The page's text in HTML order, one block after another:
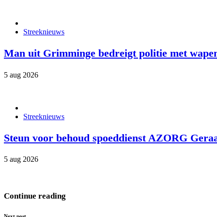
Streeknieuws
Man uit Grimminge bedreigt politie met
5 aug 2026
Streeknieuws
Steun voor behoud spoeddienst AZORG
5 aug 2026
Continue reading